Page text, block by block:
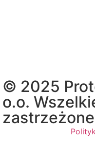
© 2025
o.o.